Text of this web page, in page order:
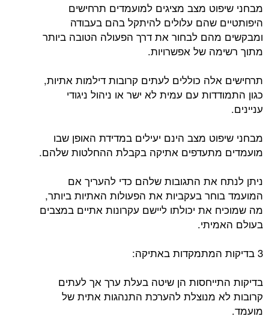
מבחני שיפוט מצב מציגים למועמדים תרחישים
היפותטיים שהם עלולים להיתקל בהם בעבודה
ומבקשים מהם לבחור את דרך הפעולה הטובה ביותר
מתוך רשימה של אפשרויות.
תרחישים אלה כוללים לעתים קרובות דילמות אתיות,
כגון התמודדות עם עמית לא ישר או ניהול ניגודי
עניינים.
מבחני שיפוט מצב הינם יעילים במדידת האופן שבו
מועמדים מתעדפים אתיקה בקבלת ההחלטות שלהם.
ניתן לנתח את התגובות שלהם כדי להעריך אם
המועמד בוחר בעקביות את הפעולות האתיות ביותר,
מה שמוכיח את יכולתו ליישם עקרונות אתיים במצבים
בעולם האמיתי.
3 בדיקות המתמקדות באתיקה:
בדיקות התייחסות הן שיטה בעלת ערך אך לעתים
קרובות לא מנוצלת להערכת התנהגות אתית של
מועמד.